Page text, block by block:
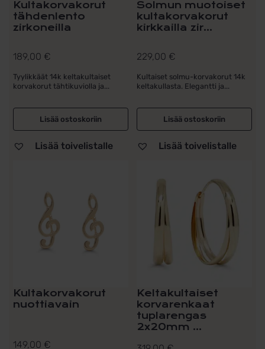
Kultakorvakorut
tähdenlento
zirkoneilla
189,00 €
Tyylikkäät 14k keltakultaiset
korvakorut tähtikuviolla ja...
Lisää ostoskoriin
Lisää toivelistalle
Solmun muotoiset
kultakorvakorut
kirkkailla zir...
229,00 €
Kultaiset solmu-korvakorut 14k
keltakullasta. Elegantti ja...
Lisää ostoskoriin
Lisää toivelistalle
Kultakorvakorut
nuottiavain
149,00 €
Keltakultaiset
korvarenkaat
tuplarengas
2x20mm ...